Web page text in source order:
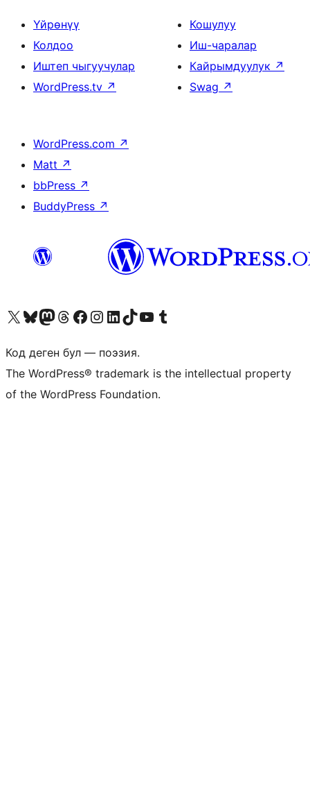
Үйрөнүү
Колдоо
Иштеп чыгуучулар
WordPress.tv ↗
Кошулуу
Иш-чаралар
Кайрымдуулук ↗
Swag ↗
WordPress.com ↗
Matt ↗
bbPress ↗
BuddyPress ↗
Visit our X (formerly Twitter) account
Visit our Bluesky account
Биздин Mastodon түрмөгүбүзгө баш багыңыз
Visit our Threads account
Биздин Facebook баракчабызга кириңиз
Биздин Instagram баракчабызга баш багыңыз
Биздин LinkedIn баракчабызга баш багыңыз
Visit our TikTok account
Visit our YouTube channel
Visit our Tumblr account
Код деген бул — поэзия.
The WordPress® trademark is the intellectual property
of the WordPress Foundation.